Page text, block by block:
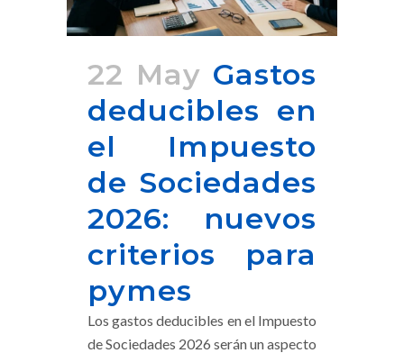
22 May Gastos
deducibles en
el Impuesto
de Sociedades
2026: nuevos
criterios para
pymes
Los gastos deducibles en el Impuesto
de Sociedades 2026 serán un aspecto